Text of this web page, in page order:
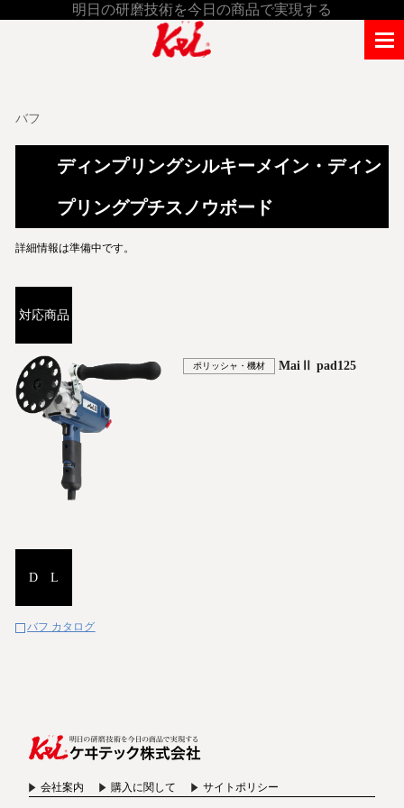
明日の研磨技術を今日の商品で実現する
バフ
ディンプリングシルキーメイン・ディン
プリングプチスノウボード
詳細情報は準備中です。
対応商品
ポリッシャ・機材 MaiⅡ pad125
D L
バフ カタログ
会社案内 購入に関して サイトポリシー